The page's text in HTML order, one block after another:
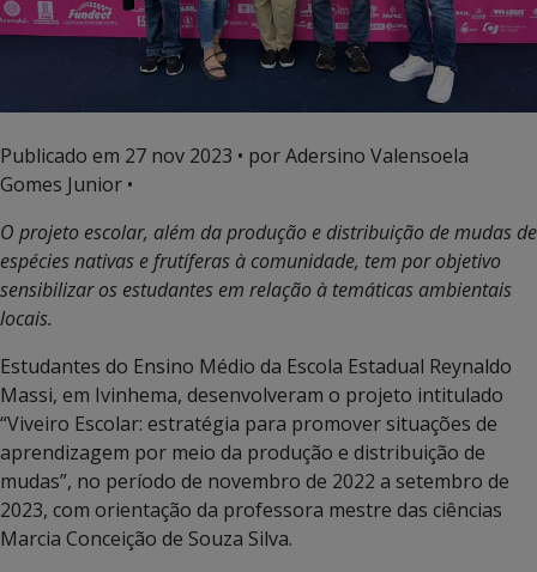
Publicado em 27 nov 2023 • por Adersino Valensoela
Gomes Junior •
O projeto escolar, além da produção e distribuição de mudas de
espécies nativas e frutíferas à comunidade, tem por objetivo
sensibilizar os estudantes em relação à temáticas ambientais
locais.
Estudantes do Ensino Médio da Escola Estadual Reynaldo
Massi, em Ivinhema, desenvolveram o projeto intitulado
“Viveiro Escolar: estratégia para promover situações de
aprendizagem por meio da produção e distribuição de
mudas”, no período de novembro de 2022 a setembro de
2023, com orientação da professora mestre das ciências
Marcia Conceição de Souza Silva.